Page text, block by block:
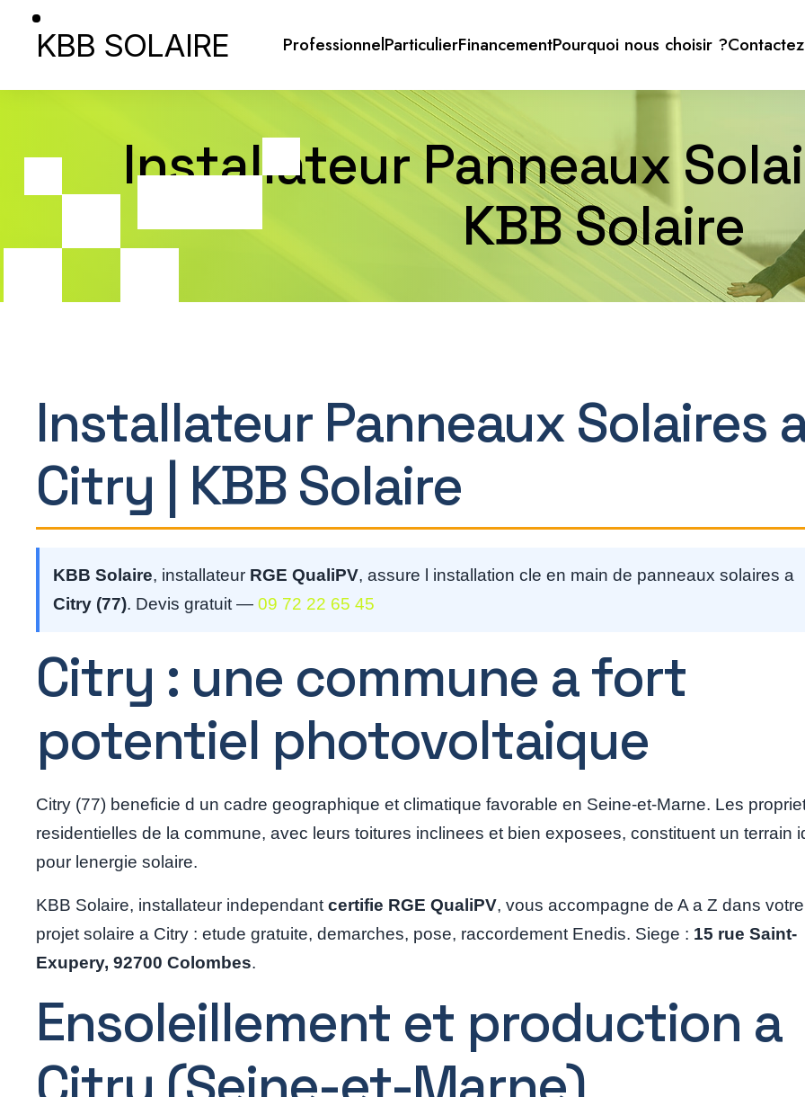
KBB SOLAIRE ProfessionnelParticulierFinancementPourquoi nous choisir ?
Installateur Panneaux
KBB Solaire
Installateur Panneaux Solaires
Citry | KBB Solaire
KBB Solaire, installateur RGE QualiPV, assure l installation cle en main de panneaux solaires a
Citry (77). Devis gratuit — 09 72 22 65 45
Citry : une commune a fort
potentiel photovoltaique
Citry (77) beneficie d un cadre geographique et climatique favorable en Seine-et-Marne. Les
residentielles de la commune, avec leurs toitures inclinees et bien exposees, constituent un terrain
pour lenergie solaire.
KBB Solaire, installateur independant certifie RGE QualiPV, vous accompagne de A a Z dans votre
projet solaire a Citry : etude gratuite, demarches, pose, raccordement Enedis. Siege : 15 rue Saint-
Exupery, 92700 Colombes.
Ensoleillement et production a